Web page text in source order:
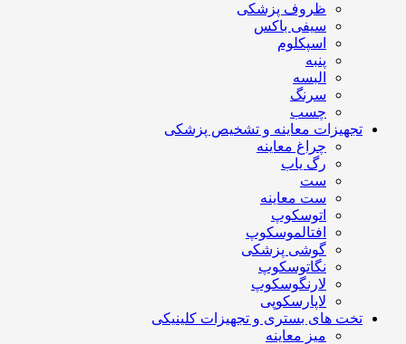
ظروف پزشکی
سیفی باکس
اسپکلوم
پنبه
البسه
سرنگ
چسب
تجهیزات معاینه و تشخیص پزشکی
چراغ معاینه
رگ یاب
ست
ست معاینه
اتوسکوپ
افتالموسکوپ
گوشی پزشکی
نگاتوسکوپ
لارنگوسکوپ
لاپارسکوپی
تخت های بستری و تجهیزات کلینیکی
میز معاینه